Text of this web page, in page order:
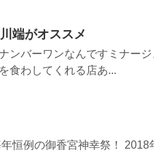
端がオススメ
ンバーワンなんですミナージ
食わしてくれる店あ...
恒例の御香宮神幸祭！ 2018